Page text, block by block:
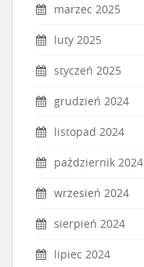
marzec 2025
luty 2025
styczeń 2025
grudzień 2024
listopad 2024
październik 2024
wrzesień 2024
sierpień 2024
lipiec 2024